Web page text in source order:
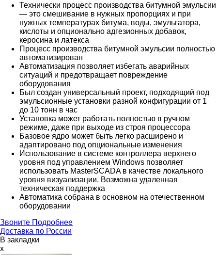
Технически процесс производства битумной эмульсии
— это смешивание в нужных пропорциях и при
нужных температурах битума, воды, эмульгатора,
кислоты и опционально адгезионных добавок,
керосина и латекса
Процесс производства битумной эмульсии полностью
автоматизирован
Автоматизация позволяет избегать аварийных
ситуаций и предотвращает повреждение
оборудования
Был создан универсальный проект, подходящий под
эмульсионные установки разной конфигурации от 1
до 10 тонн в час
Установка может работать полностью в ручном
режиме, даже при выходе из строя процессора
Базовое ядро может быть легко расширено и
адаптировано под опциональные изменения
Использование в системе контроллера верхнего
уровня под управлением Windows позволяет
использовать MasterSCADA в качестве локального
уровня визуализации. Возможна удаленная
техническая поддержка
Автоматика собрана в основном на отечественном
оборудовании
Звоните Подробнее
Доставка по России
В закладки
x